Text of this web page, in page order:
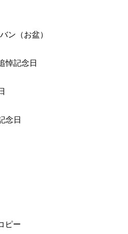
ン（お盆）
悼記念日
念日
ピー